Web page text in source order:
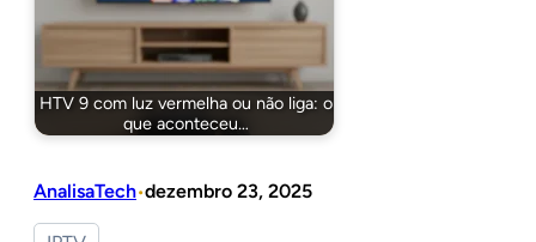
HTV 9 com luz vermelha ou não liga: o
que aconteceu…
AnalisaTech•dezembro 23, 2025